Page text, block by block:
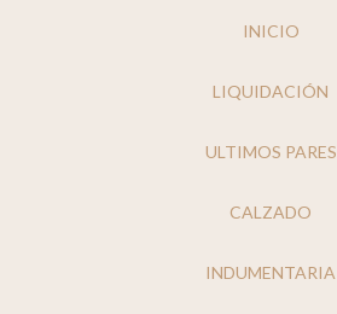
INICIO
LIQUIDACIÓN
ULTIMOS PARES
CALZADO
INDUMENTARIA